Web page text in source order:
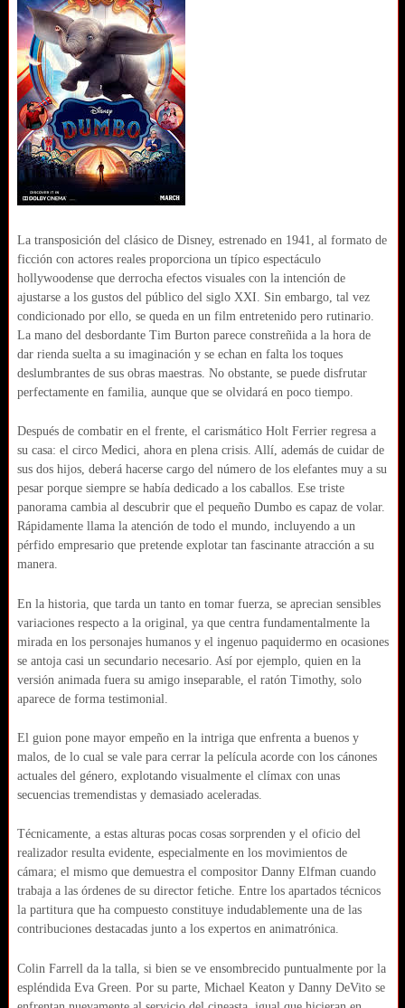
La transposición del clásico de Disney, estrenado en 1941, al formato de
ficción con actores reales proporciona un típico espectáculo
hollywoodense que derrocha efectos visuales con la intención de
ajustarse a los gustos del público del siglo XXI. Sin embargo, tal vez
condicionado por ello, se queda en un film entretenido pero rutinario.
La mano del desbordante Tim Burton parece constreñida a la hora de
dar rienda suelta a su imaginación y se echan en falta los toques
deslumbrantes de sus obras maestras. No obstante, se puede disfrutar
perfectamente en familia, aunque que se olvidará en poco tiempo.
Después de combatir en el frente, el carismático Holt Ferrier regresa a
su casa: el circo Medici, ahora en plena crisis. Allí, además de cuidar de
sus dos hijos, deberá hacerse cargo del número de los elefantes muy a su
pesar porque siempre se había dedicado a los caballos. Ese triste
panorama cambia al descubrir que el pequeño Dumbo es capaz de volar.
Rápidamente llama la atención de todo el mundo, incluyendo a un
pérfido empresario que pretende explotar tan fascinante atracción a su
manera.
En la historia, que tarda un tanto en tomar fuerza, se aprecian sensibles
variaciones respecto a la original, ya que centra fundamentalmente la
mirada en los personajes humanos y el ingenuo paquidermo en ocasiones
se antoja casi un secundario necesario. Así por ejemplo, quien en la
versión animada fuera su amigo inseparable, el ratón Timothy, solo
aparece de forma testimonial.
El guion pone mayor empeño en la intriga que enfrenta a buenos y
malos, de lo cual se vale para cerrar la película acorde con los cánones
actuales del género, explotando visualmente el clímax con unas
secuencias tremendistas y demasiado aceleradas.
Técnicamente, a estas alturas pocas cosas sorprenden y el oficio del
realizador resulta evidente, especialmente en los movimientos de
cámara; el mismo que demuestra el compositor Danny Elfman cuando
trabaja a las órdenes de su director fetiche. Entre los apartados técnicos
la partitura que ha compuesto constituye indudablemente una de las
contribuciones destacadas junto a los expertos en animatrónica.
Colin Farrell da la talla, si bien se ve ensombrecido puntualmente por la
espléndida Eva Green. Por su parte, Michael Keaton y Danny DeVito se